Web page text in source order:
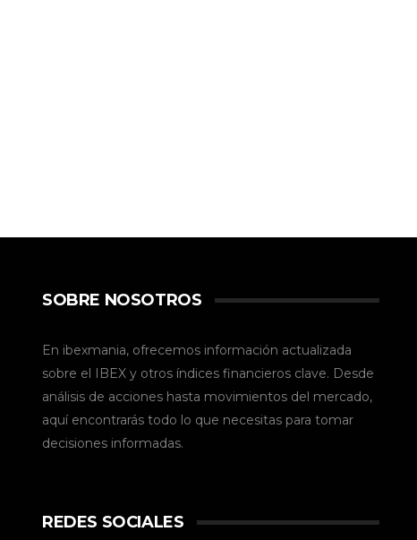
SOBRE NOSOTROS
En ibexmania, ofrecemos información actualizada
sobre el IBEX y otros índices financieros clave. Desde
análisis de acciones hasta movimientos del mercado,
aquí encontrarás todo lo que necesitas para tomar
decisiones informadas.
REDES SOCIALES